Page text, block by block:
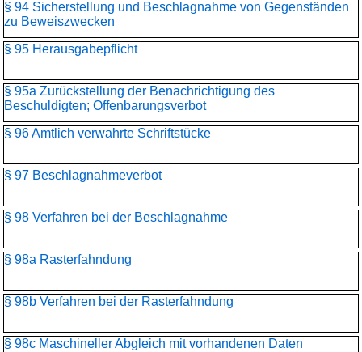
§ 94 Sicherstellung und Beschlagnahme von Gegenständen
zu Beweiszwecken
§ 95 Herausgabepflicht
§ 95a Zurückstellung der Benachrichtigung des
Beschuldigten; Offenbarungsverbot
§ 96 Amtlich verwahrte Schriftstücke
§ 97 Beschlagnahmeverbot
§ 98 Verfahren bei der Beschlagnahme
§ 98a Rasterfahndung
§ 98b Verfahren bei der Rasterfahndung
§ 98c Maschineller Abgleich mit vorhandenen Daten